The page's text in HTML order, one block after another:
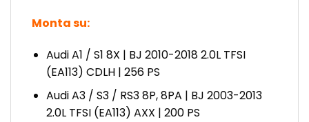
Monta su:
Audi A1 / S1 8X | BJ 2010-2018 2.0L TFSI
(EA113) CDLH | 256 PS
Audi A3 / S3 / RS3 8P, 8PA | BJ 2003-2013
2.0L TFSI (EA113) AXX | 200 PS